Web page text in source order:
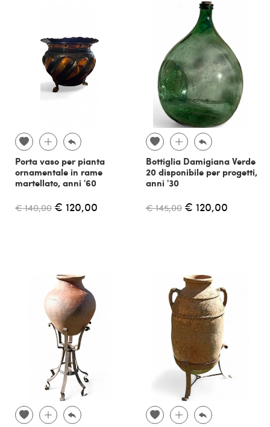
Porta vaso per pianta
ornamentale in rame
martellato, anni '60
€ 140,00 € 120,00
Bottiglia Damigiana Verde
20 disponibile per progetti,
anni '30
€ 145,00 € 120,00